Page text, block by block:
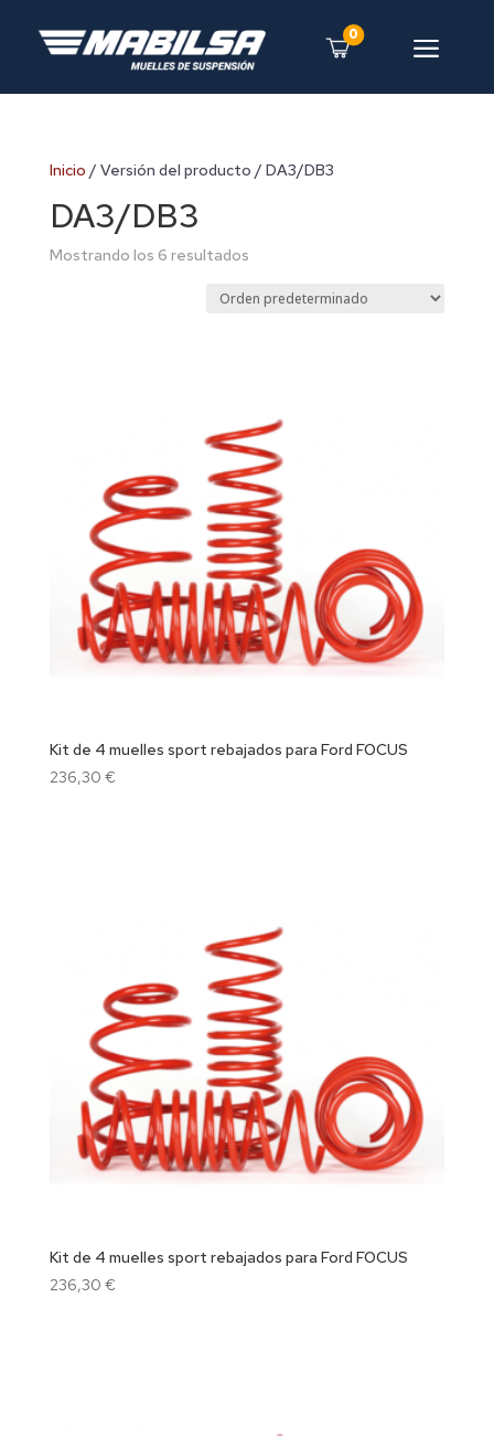
0 a
Inicio / Versión del producto / DA3/DB3
DA3/DB3
Mostrando los 6 resultados
Kit de 4 muelles sport rebajados para Ford FOCUS
236,30 €
Kit de 4 muelles sport rebajados para Ford FOCUS
236,30 €